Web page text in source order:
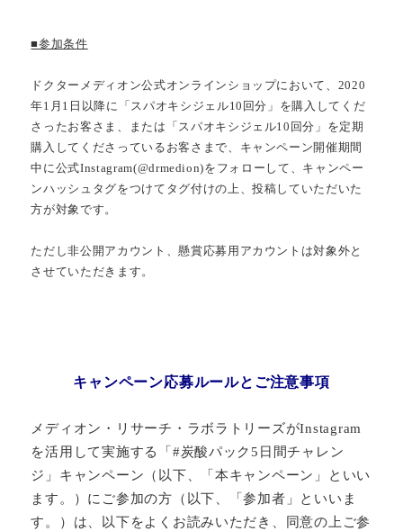
■参加条件
ドクターメディオン公式オンラインショップにおいて、2020
年1月1日以降に「スパオキシジェル10回分」を購入してくだ
さったお客さま、または「スパオキシジェル10回分」を定期
購入してくださっているお客さまで、キャンペーン開催期間
中に公式Instagram(@drmedion)をフォローして、キャンペー
ンハッシュタグをつけてタグ付けの上、投稿していただいた
方が対象です。
ただし非公開アカウント、懸賞応募用アカウントは対象外と
させていただきます。
キャンペーン応募ルールとご注意事項
メディオン・リサーチ・ラボラトリーズがInstagram
を活用して実施する「#炭酸パック5日間チャレン
ジ」キャンペーン（以下、「本キャンペーン」といい
ます。）にご参加の方（以下、「参加者」といいま
す。）は、以下をよくお読みいただき、同意の上ご参